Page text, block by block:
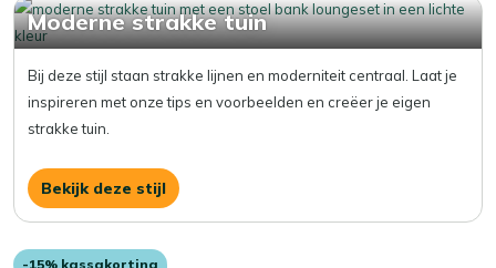
Moderne strakke tuin
Bij deze stijl staan strakke lijnen en moderniteit centraal. Laat je
inspireren met onze tips en voorbeelden en creëer je eigen
strakke tuin.
Bekijk deze stijl
-15% kassakorting